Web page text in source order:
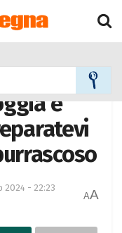
e
2024 - 22:23
AA